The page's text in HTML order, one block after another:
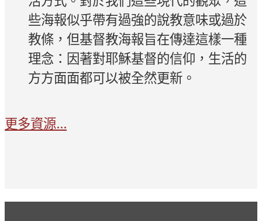
些海報似乎帶有過強的說教意味或過於
教條，但基督教海報旨在傳達這樣一種
理念：因著對耶穌基督的信仰，生活的
方方面面都可以被全然更新。
更多資源...